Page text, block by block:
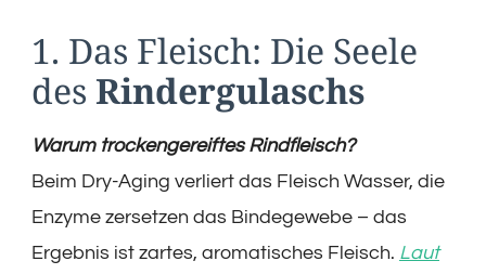
1. Das Fleisch: Die Seele
des Rindergulaschs
Warum trockengereiftes Rindfleisch?
Beim Dry-Aging verliert das Fleisch Wasser, die
Enzyme zersetzen das Bindegewebe – das
Ergebnis ist zartes, aromatisches Fleisch. Laut